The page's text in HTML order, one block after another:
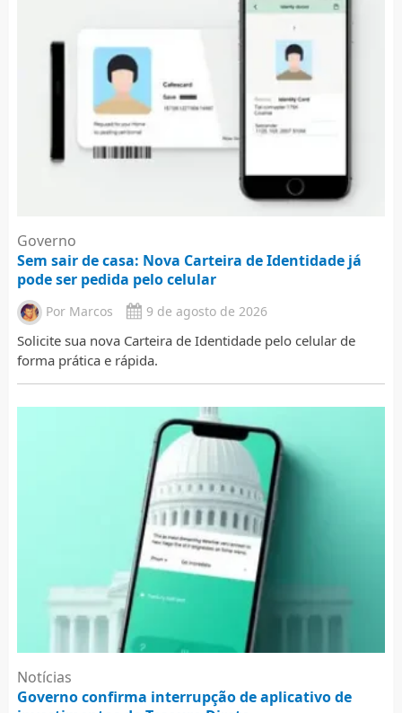
Governo
Sem sair de casa: Nova Carteira de Identidade já
pode ser pedida pelo celular
Por Marcos 9 de agosto de 2026
Solicite sua nova Carteira de Identidade pelo celular de
forma prática e rápida.
Notícias
Governo confirma interrupção de aplicativo de